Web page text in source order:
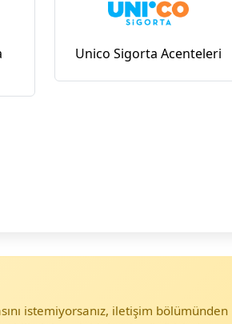
Unico Sigorta Acenteleri
istemiyorsanız, iletişim bölümünden